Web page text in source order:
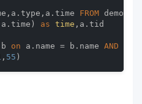
FROM
as time
on a.name = b.name AND
, 55 )